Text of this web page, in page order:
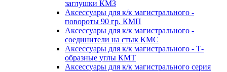
заглушки КМЗ
Аксессуары для к/к магистрального -
повороты 90 гр. КМП
Аксессуары для к/к магистрального -
соединители на стык КМС
Аксессуары для к/к магистрального - Т-
образные углы КМТ
Аксессуары для к/к магистрального серия